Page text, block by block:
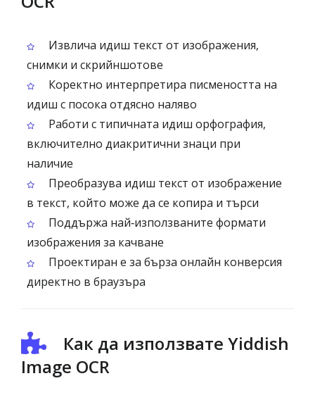
Извлича идиш текст от изображения,
снимки и скрийншотове
Коректно интерпретира писмеността на
идиш с посока отдясно наляво
Работи с типичната идиш орфография,
включително диакритични знаци при
наличие
Преобразува идиш текст от изображение
в текст, който може да се копира и търси
Поддържа най‑използваните формати
изображения за качване
Проектиран е за бърза онлайн конверсия
директно в браузъра
Как да използвате Yiddish
Image OCR